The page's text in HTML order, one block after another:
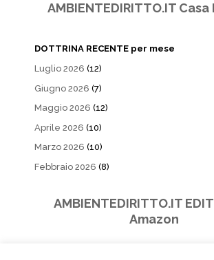
AMBIENTEDIRITTO.IT
DOTTRINA RECENTE per mese
Luglio 2026 (12)
Giugno 2026 (7)
Maggio 2026 (12)
Aprile 2026 (10)
Marzo 2026 (10)
Febbraio 2026 (8)
AMBIENTEDIRITTO.IT
Amazon